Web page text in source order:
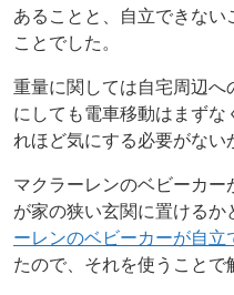
あることと、自立できな
ことでした。
重量に関しては自宅周辺へ
にしても電車移動はまず
れほど気にする必要がない
マクラーレンのベビーカ
が家の狭い玄関に置けるか
ーレンのベビーカーが自立
たので、それを使うことで